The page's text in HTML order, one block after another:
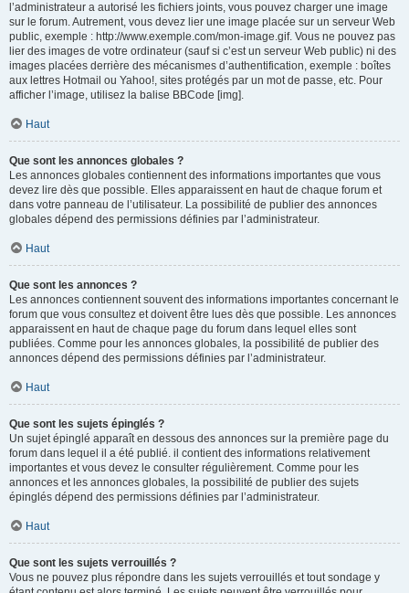
l’administrateur a autorisé les fichiers joints, vous pouvez charger une image
sur le forum. Autrement, vous devez lier une image placée sur un serveur Web
public, exemple : http://www.exemple.com/mon-image.gif. Vous ne pouvez pas
lier des images de votre ordinateur (sauf si c’est un serveur Web public) ni des
images placées derrière des mécanismes d’authentification, exemple : boîtes
aux lettres Hotmail ou Yahoo!, sites protégés par un mot de passe, etc. Pour
afficher l’image, utilisez la balise BBCode [img].
Haut
Que sont les annonces globales ?
Les annonces globales contiennent des informations importantes que vous
devez lire dès que possible. Elles apparaissent en haut de chaque forum et
dans votre panneau de l’utilisateur. La possibilité de publier des annonces
globales dépend des permissions définies par l’administrateur.
Haut
Que sont les annonces ?
Les annonces contiennent souvent des informations importantes concernant le
forum que vous consultez et doivent être lues dès que possible. Les annonces
apparaissent en haut de chaque page du forum dans lequel elles sont
publiées. Comme pour les annonces globales, la possibilité de publier des
annonces dépend des permissions définies par l’administrateur.
Haut
Que sont les sujets épinglés ?
Un sujet épinglé apparaît en dessous des annonces sur la première page du
forum dans lequel il a été publié. il contient des informations relativement
importantes et vous devez le consulter régulièrement. Comme pour les
annonces et les annonces globales, la possibilité de publier des sujets
épinglés dépend des permissions définies par l’administrateur.
Haut
Que sont les sujets verrouillés ?
Vous ne pouvez plus répondre dans les sujets verrouillés et tout sondage y